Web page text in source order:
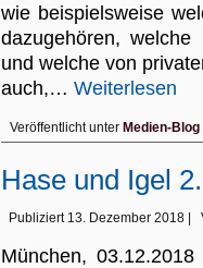
wie beispielsweise
dazugehören,
und welche von
auch,… Weiterlesen
Veröffentlicht unter Medien-Blog
Hase und Igel
Publiziert 13. Dezember 2018
München,